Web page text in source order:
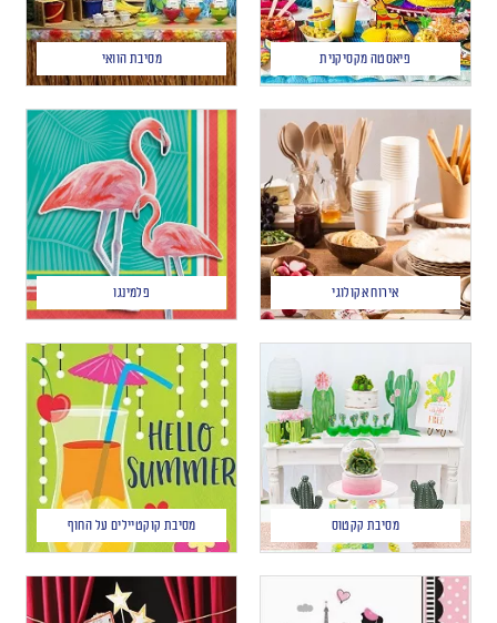
פיאסטה מקסיקנית מסיבת הוואי
אירוח אקולוגי פלמינגו
מסיבת קקטוס מסיבת קוקטיילים על החוף